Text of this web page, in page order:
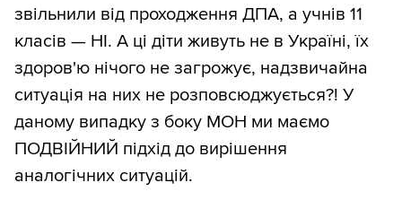
звільнили від проходження ДПА, а учнів 11
класів — НІ. А ці діти живуть не в Україні, їх
здоров'ю нічого не загрожує, надзвичайна
ситуація на них не розповсюджується?! У
даному випадку з боку МОН ми маємо
ПОДВІЙНИЙ підхід до вирішення
аналогічних ситуацій.